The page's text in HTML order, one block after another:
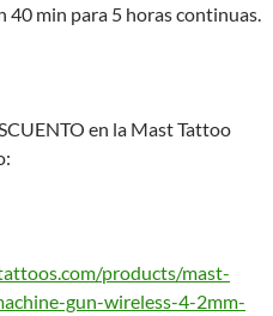
min para 5 horas continuas.
en la Mast Tattoo
products/mast-
gun-wireless-4-2mm-